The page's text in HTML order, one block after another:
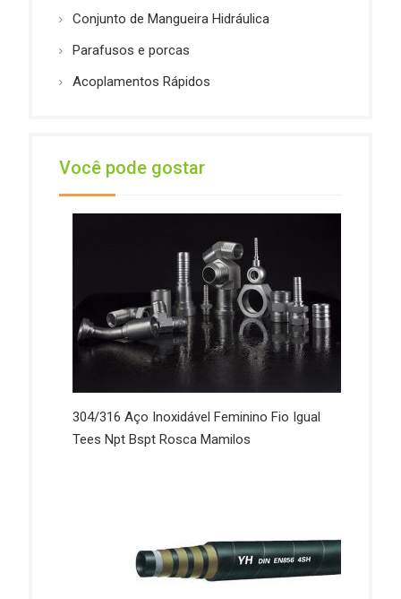
Conjunto de Mangueira Hidráulica
Parafusos e porcas
Acoplamentos Rápidos
Você pode gostar
304/316 Aço Inoxidável Feminino Fio Igual
Tees Npt Bspt Rosca Mamilos